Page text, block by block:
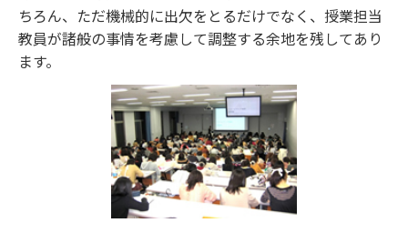
ちろん、ただ機械的に出欠をとるだけでなく、授業担当
教員が諸般の事情を考慮して調整する余地を残してあり
ます。